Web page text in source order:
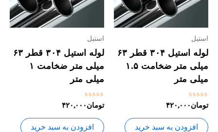
استیل
لوله استیل ۳۰۴ قطر ۶۳
میلی متر ضخامت ۱.۵
میلی متر
نمره
0
از
5
تومان۴۲۰,۰۰۰
افزودن به سبد خرید
استیل
لوله استیل ۳۰۴ قطر ۶۳
میلی متر ضخامت ۱
میلی متر
نمره
0
از
5
تومان۴۲۰,۰۰۰
افزودن به سبد خرید